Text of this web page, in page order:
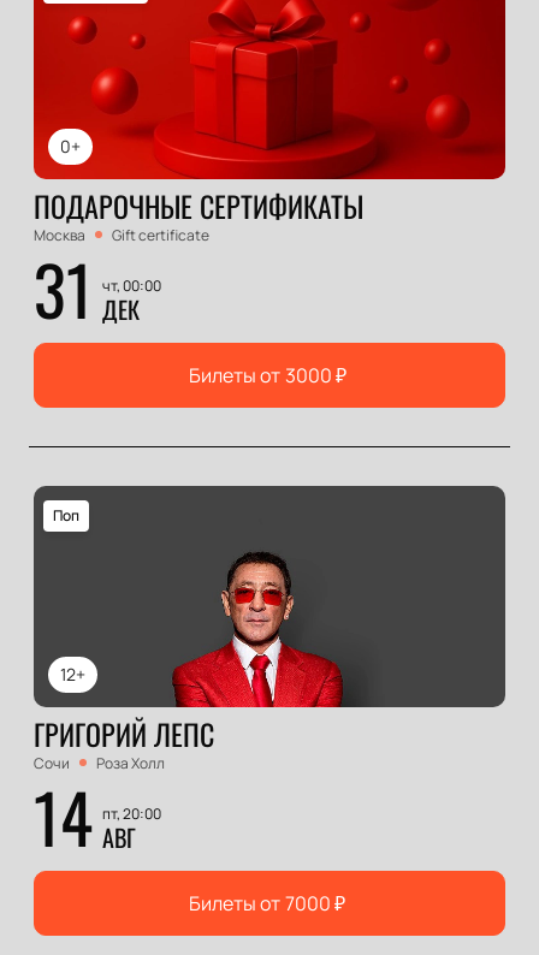
0+
ПОДАРОЧНЫЕ СЕРТИФИКАТЫ
Москва Gift certificate
31 чт, 00:00
ДЕК
Билеты от 3000₽
12+
Поп
ГРИГОРИЙ ЛЕПС
Сочи Роза Холл
14 пт, 20:00
АВГ
Билеты от7000₽